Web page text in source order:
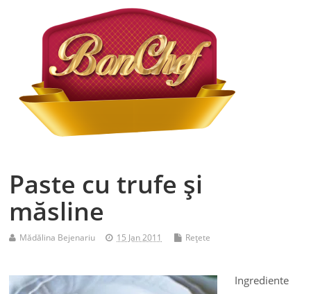
Paste cu trufe şi
măsline
Mădălina Bejenariu 15 Jan 2011 Reţete
Ingrediente